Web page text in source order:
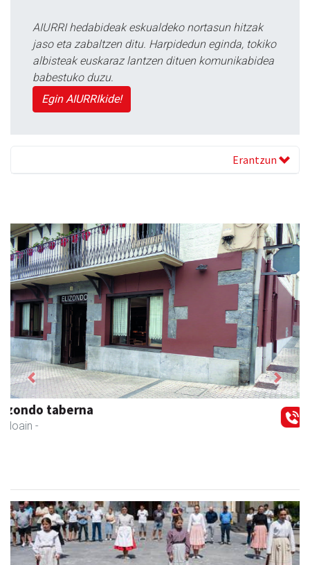
AIURRI hedabideak eskualdeko nortasun hitzak
jaso eta zabaltzen ditu. Harpidedun eginda, tokiko
albisteak euskaraz lantzen dituen komunikabidea
babestuko duzu.
Egin AIURRIkide!
Erantzun
Zubimusu Ikastola
Zizurkil
Previous Next